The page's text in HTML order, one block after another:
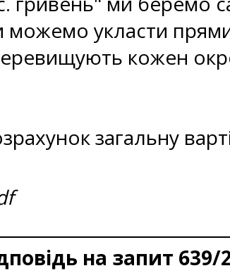
можемо укласти
кожен
загальну
на запит 639/